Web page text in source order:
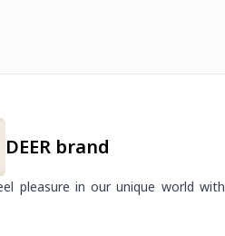
DEER brand
pleasure in our unique world with